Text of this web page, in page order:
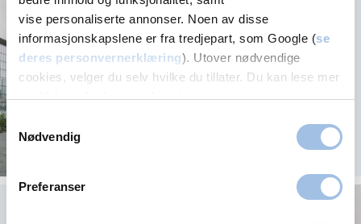
vise personaliserte annonser. Noen av disse
informasjonskapslene er fra tredjepart, som Google (se
deres personvernerklæring). Utover nødvendige
cookies, velger du selv hvilke du tillater. Du kan lese mer
om Volvats bruk av cookies ivår personvernerklæring.
Samtykkevalg
Nødvendig
Preferanser
Ernærings­fysiologens
mattips til god
prestasjon ved løp